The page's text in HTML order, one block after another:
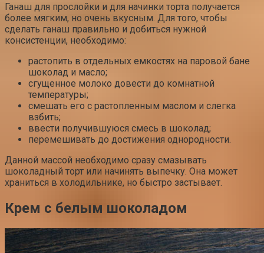
Ганаш для прослойки и для начинки торта получается
более мягким, но очень вкусным. Для того, чтобы
сделать ганаш правильно и добиться нужной
консистенции, необходимо:
растопить в отдельных емкостях на паровой бане
шоколад и масло;
сгущенное молоко довести до комнатной
температуры;
смешать его с растопленным маслом и слегка
взбить;
ввести получившуюся смесь в шоколад;
перемешивать до достижения однородности.
Данной массой необходимо сразу смазывать
шоколадный торт или начинять выпечку. Она может
храниться в холодильнике, но быстро застывает.
Крем с белым шоколадом